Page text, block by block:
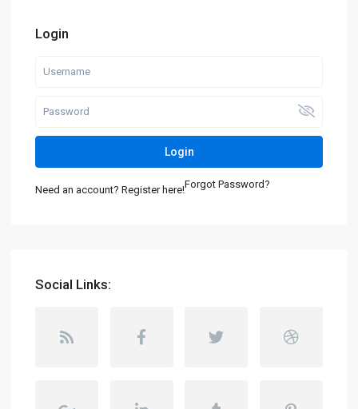
Login
Login
Need an account? Register here!Forgot Password?
Social Links: